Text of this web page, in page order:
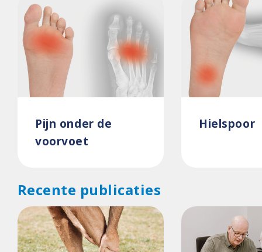
Pijn onder de
voorvoet
Hielspoor
Recente publicaties